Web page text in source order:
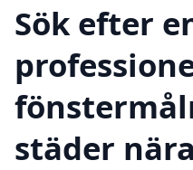
Sök efter
städer